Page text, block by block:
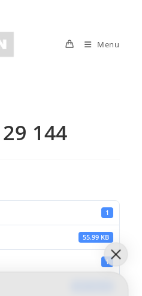
Menu
144
1
55.99 KB
1